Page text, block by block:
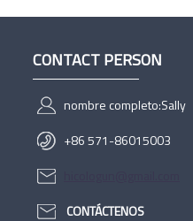
CONTACT PERSON
nombre completo:Sally
+86 571-86015003
CONTÁCTENOS